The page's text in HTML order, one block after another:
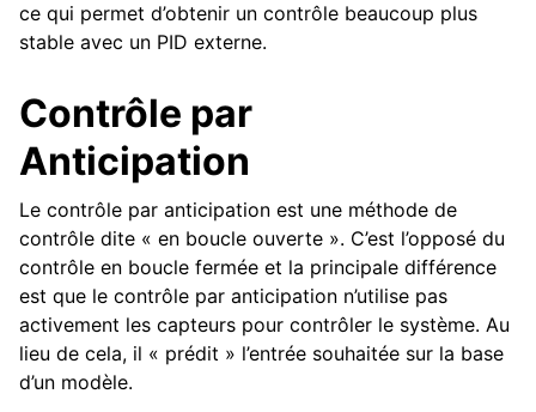
ce qui permet d’obtenir un contrôle beaucoup plus
stable avec un PID externe.
Contrôle par
Anticipation
Le contrôle par anticipation est une méthode de
contrôle dite « en boucle ouverte ». C’est l’opposé du
contrôle en boucle fermée et la principale différence
est que le contrôle par anticipation n’utilise pas
activement les capteurs pour contrôler le système. Au
lieu de cela, il « prédit » l’entrée souhaitée sur la base
d’un modèle.